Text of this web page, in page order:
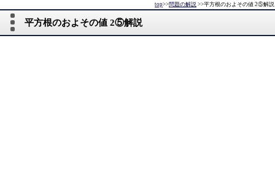
平方根のおよその値 2⑤解説
top>>問題の解説 >>平方根のおよその値 2⑤解説